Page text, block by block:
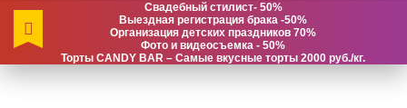
Свадебный стилист- 50%
Выездная регистрация брака -50%
Организация детских праздников 70%
Фото и видеосъемка - 50%
Торты CANDY BAR – Самые вкусные торты 2000 руб./кг.